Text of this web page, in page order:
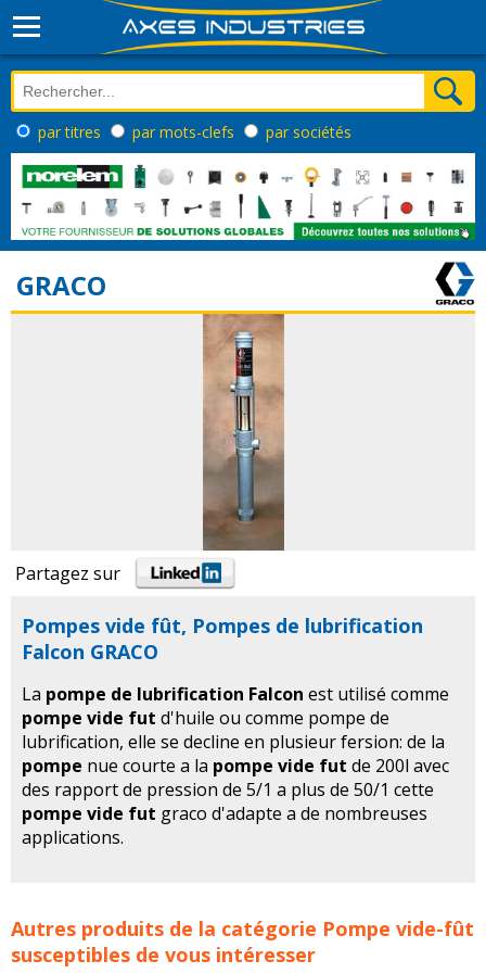
par titres par mots-clefs par sociétés
GRACO
Partagez sur
Pompes vide fût, Pompes de lubrification
Falcon GRACO
La pompe de lubrification Falcon est utilisé comme
pompe vide fut d'huile ou comme pompe de
lubrification, elle se decline en plusieur fersion: de la
pompe nue courte a la pompe vide fut de 200l avec
des rapport de pression de 5/1 a plus de 50/1 cette
pompe vide fut graco d'adapte a de nombreuses
applications.
Pompes vide fût, Pompes de lubrification Falcon GRACO
concerne les familles de produits :pompe
Autres produits de la catégorie Pompe vide-fût
susceptibles de vous intéresser